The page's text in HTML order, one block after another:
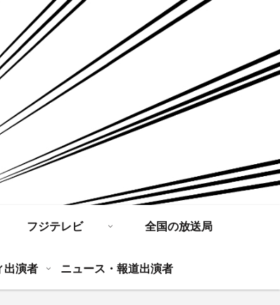
フジテレビ 全国の放送局
出演者 ニュース・報道出演者